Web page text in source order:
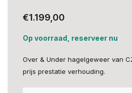
€1.199,00
Op voorraad, reserveer nu
Over & Under hagelgeweer van
prijs prestatie verhouding.